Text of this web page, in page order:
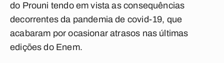
do Prouni tendo em vista as consequências
decorrentes da pandemia de covid-19, que
acabaram por ocasionar atrasos nas últimas
edições do Enem.